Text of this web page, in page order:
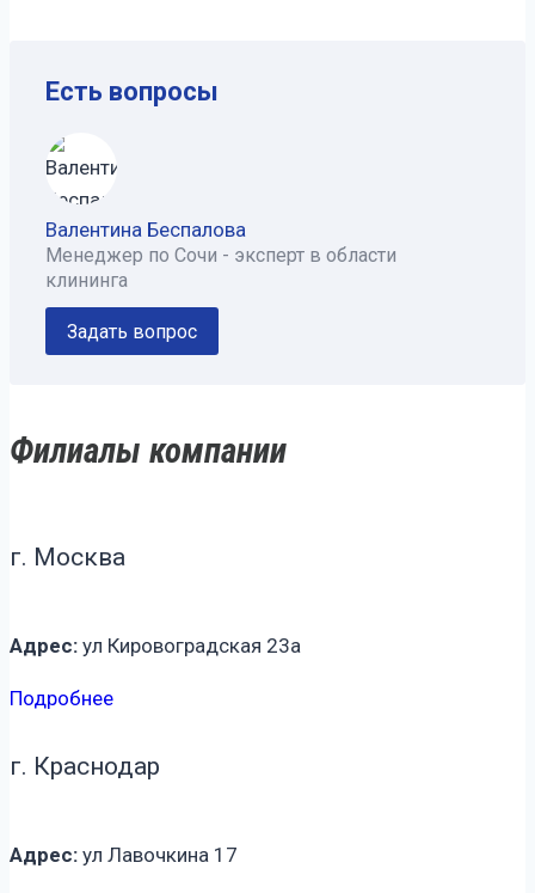
Есть вопросы
Валентина Беспалова
Менеджер по Сочи - эксперт в области
клининга
Задать вопрос
Филиалы компании
г. Москва
Адрес: ул Кировоградская 23а
Подробнее
г. Краснодар
Адрес: ул Лавочкина 17